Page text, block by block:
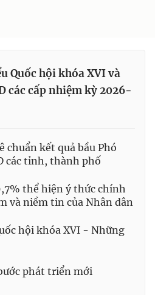
Quốc hội khóa XVI và
các cấp nhiệm kỳ 2026-
chuẩn kết quả bầu Phó
các tỉnh, thành phố
thể hiện ý thức chính
và niềm tin của Nhân dân
hội khóa XVI - Những
phát triển mới